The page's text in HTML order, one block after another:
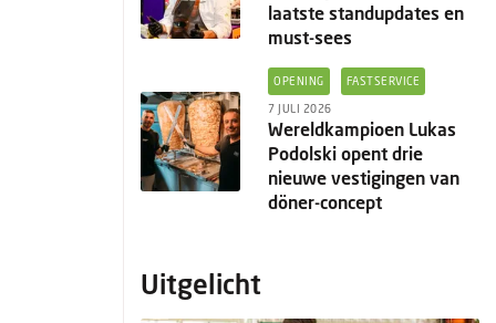
laatste standupdates en
must-sees
OPENING FASTSERVICE
7 JULI 2026
Wereldkampioen Lukas
Podolski opent drie
nieuwe vestigingen van
döner-concept
Uitgelicht